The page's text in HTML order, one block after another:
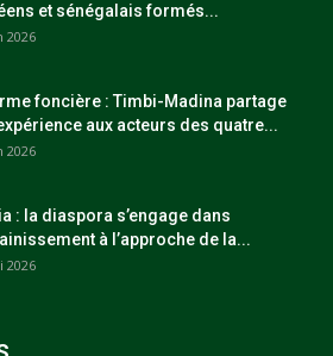
et sénégalais formés...
2026
foncière : Timbi-Madina partage
aux acteurs des quatre...
2026
: la diaspora s’engage dans
à l’approche de la...
2026